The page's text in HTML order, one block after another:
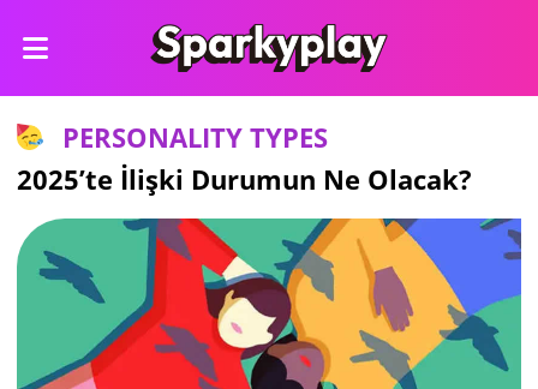
PERSONALITY TYPES
2025’te İlişki Durumun Ne Olacak?